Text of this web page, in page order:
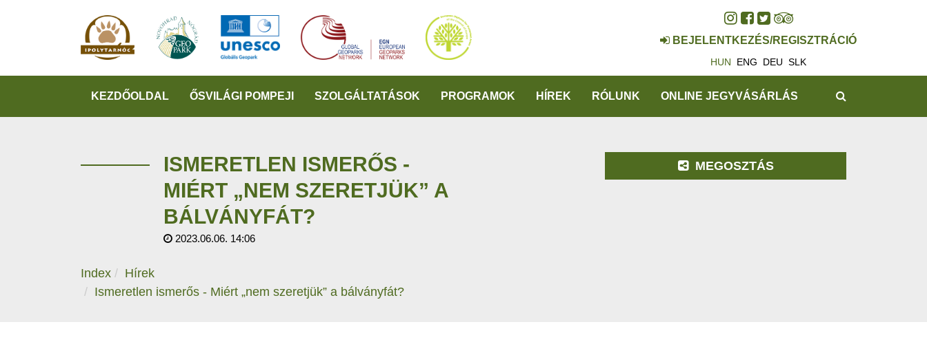
BEJELENTKEZÉS/REGISZTRÁCIÓ
HUN ENG DEU SLK
KEZDŐOLDAL ŐSVILÁGI POMPEJI SZOLGÁLTATÁSOK PROGRAMOK HÍREK RÓLUNK ONLINE JEGYVÁSÁRLÁS
ISMERETLEN ISMERŐS -
MIÉRT „NEM SZERETJÜK” A
BÁLVÁNYFÁT?
2023.06.06. 14:06
Index
Hírek
Ismeretlen ismerős - Miért „nem szeretjük” a bálványfát?
MEGOSZTÁS